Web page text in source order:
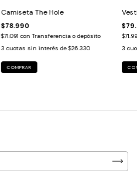
Camiseta The Hole
$78.990
$71.091con Transferencia o depósito
3 cuotas sin interés de$26.330
COMPRAR
3